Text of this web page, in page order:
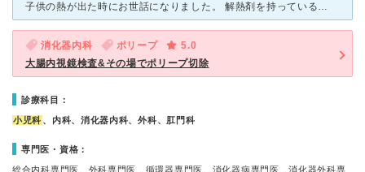
子供の熱が出た時にお世話になりました。 解熱剤を持っているか聞かれ、持っていないと答えると、お守り変わりにと解熱剤を処方してくださいました。 先生はサバサバしていますがよくおしゃべりする先生で、子
消化器内科 ポリープ
5.0
大腸内視鏡検査&その場でポリープ切除
診療科目：
小児科 、内科、消化器内科、外科、肛門科
専門医・資格：
総合内科専門医、外科専門医、循環器専門医、消化器病専門医、消化器外科専